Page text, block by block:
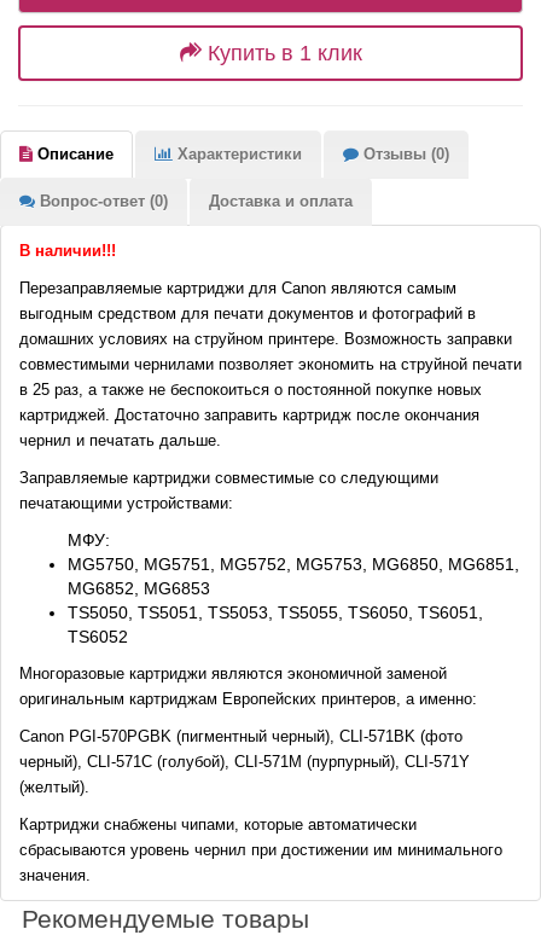
Купить в 1 клик
Описание Характеристики Отзывы (0)
Вопрос-ответ (0) Доставка и оплата
В наличии!!!
Перезаправляемые картриджи для Canon являются самым
выгодным средством для печати документов и фотографий в
домашних условиях на струйном принтере. Возможность заправки
совместимыми чернилами позволяет экономить на струйной печати
в 25 раз, а также не беспокоиться о постоянной покупке новых
картриджей. Достаточно заправить картридж после окончания
чернил и печатать дальше.
Заправляемые картриджи совместимые со следующими
печатающими устройствами:
МФУ:
MG5750, MG5751, MG5752, MG5753, MG6850, MG6851,
MG6852, MG6853
TS5050, TS5051, TS5053, TS5055, TS6050, TS6051,
TS6052
Многоразовые картриджи являются экономичной заменой
оригинальным картриджам Европейских принтеров, а именно:
Canon PGI-570PGBK (пигментный черный), CLI-571BK (фото
черный), CLI-571C (голубой), CLI-571M (пурпурный), CLI-571Y
(желтый).
Картриджи снабжены чипами, которые автоматически
сбрасываются уровень чернил при достижении им минимального
значения.
Рекомендуемые товары